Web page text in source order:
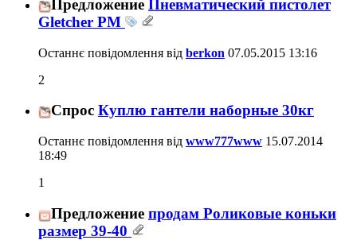
Предложение Пневматический пистолет
Gletcher PM
Останнє повідомлення від berkon 07.05.2015 13:16
2
Спрос Куплю гантели наборные 30кг
Останнє повідомлення від www777www 15.07.2014
18:49
1
Предложение продам Роликовые коньки
размер 39-40